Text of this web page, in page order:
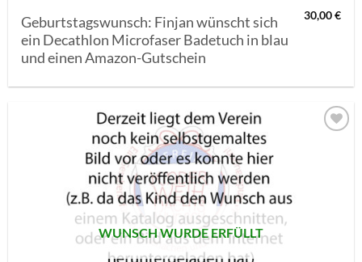
Geburtstagswunsch: Finjan wünscht sich
ein Decathlon Microfaser Badetuch in blau
und einen Amazon-Gutschein
30,00€
WUNSCH WURDE ERFÜLLT